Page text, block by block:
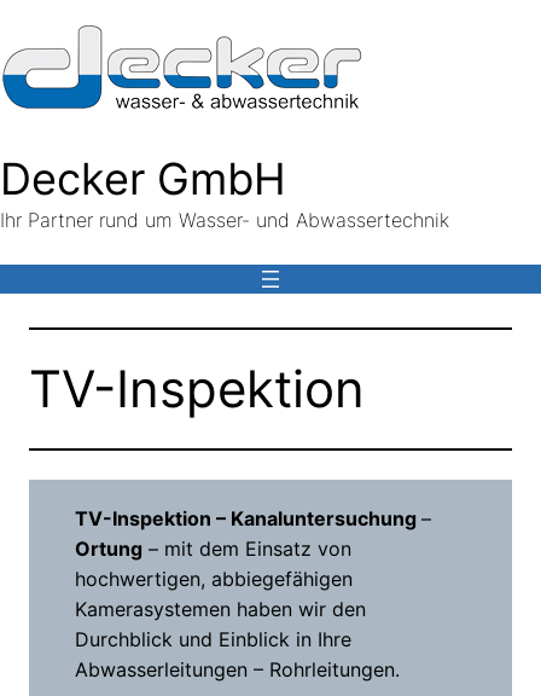
Decker GmbH
Ihr Partner rund um Wasser- und Abwassertechnik
TV-Inspektion
TV-Inspektion – Kanaluntersuchung –
Ortung – mit dem Einsatz von
hochwertigen, abbiegefähigen
Kamerasystemen haben wir den
Durchblick und Einblick in Ihre
Abwasserleitungen – Rohrleitungen.